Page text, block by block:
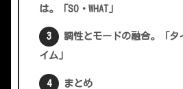
は。「SO・WHAT」
調性とモードの融合。「タ
イム」
まとめ